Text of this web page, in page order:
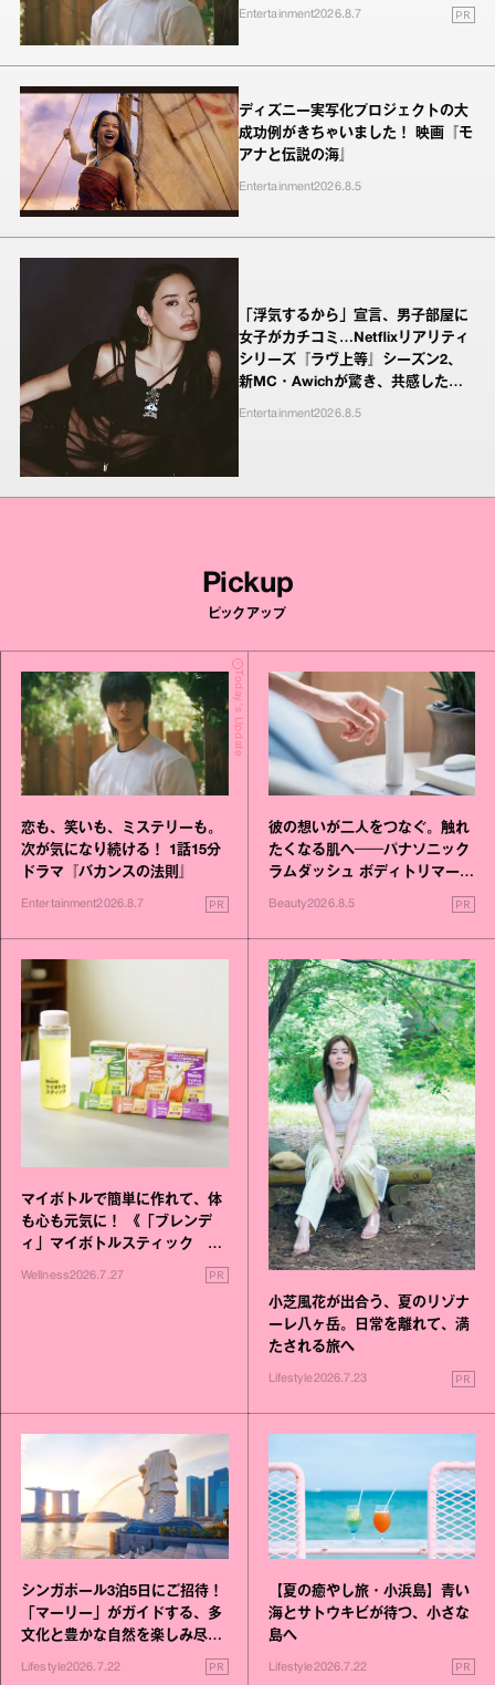
Entertainment2026.8.7 PR
ディズニー実写化プロジェクトの大
成功例がきちゃいました！ 映画『モ
アナと伝説の海』
Entertainment2026.8.5
「浮気するから」宣言、男子部屋に
女子がカチコミ…Netflixリアリティ
シリーズ『ラヴ上等』シーズン2、
新MC・Awichが驚き、共感したヤ
Entertainment2026.8.5
Pickup
ピックアップ
Today's Update
恋も、笑いも、ミステリーも。
次が気になり続ける！ 1話15分
ドラマ『バカンスの法則』
Entertainment2026.8.7 PR
彼の想いが二人をつなぐ。触れ
たくなる肌へ──パナソニック
ラムダッシュ ボディトリマーが
Beauty2026.8.5 PR
マイボトルで簡単に作れて、体
も心も元気に！ 《「ブレンデ
ィ」マイボトルスティック い
いこと毎日》シリーズが誕生
Wellness2026.7.27 PR
小芝風花が出合う、夏のリゾナ
ーレ八ヶ岳。日常を離れて、満
たされる旅へ
Lifestyle2026.7.23 PR
シンガポール3泊5日にご招待！
「マーリー」がガイドする、多
文化と豊かな自然を楽しみ尽く
Lifestyle2026.7.22 PR
【夏の癒やし旅・小浜島】青い
海とサトウキビが待つ、小さな
島へ
Lifestyle2026.7.22 PR